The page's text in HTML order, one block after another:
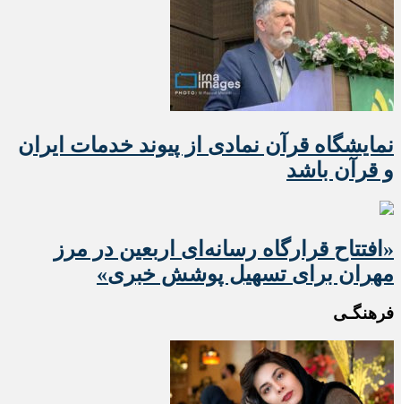
نمایشگاه قرآن نمادی از پیوند خدمات ایران
و قرآن باشد
«افتتاح قرارگاه رسانه‌ای اربعین در مرز
مهران برای تسهیل پوشش خبری»
فرهنگـی